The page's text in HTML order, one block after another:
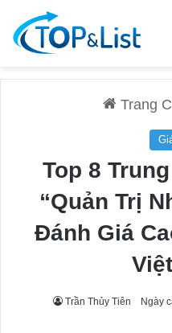
Trang
Top 8
“Quản Trị
Đánh Giá
Trần Thủy Tiên Ngày